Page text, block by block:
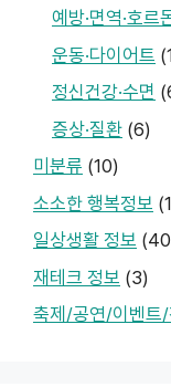
예방·면역·호르
운동·다이어트
정신건강·수면
증상·질환 (6)
미분류 (10)
소소한 행복정보
일상생활 정보
재테크 정보 (3)
축제/공연/이벤트/